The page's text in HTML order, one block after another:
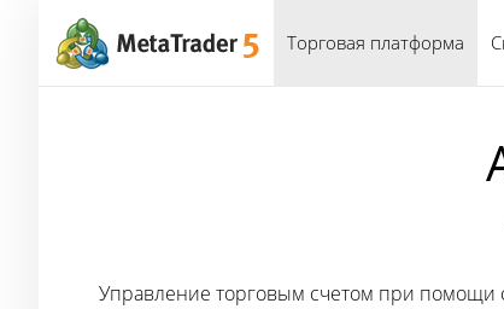
Торговая платформа
Управление торговым счетом при помощи